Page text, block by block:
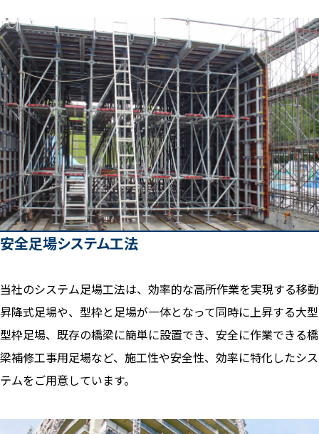
安全足場システム工法
当社のシステム足場工法は、効率的な高所作業を実現する移動
昇降式足場や、型枠と足場が一体となって同時に上昇する大型
型枠足場、既存の橋梁に簡単に設置でき、安全に作業できる橋
梁補修工事用足場など、施工性や安全性、効率に特化したシス
テムをご用意しています。